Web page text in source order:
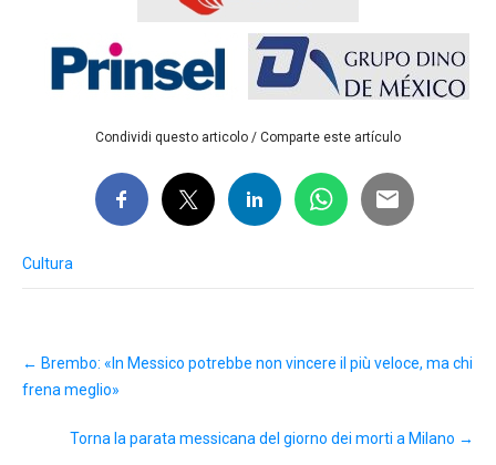
Condividi questo articolo / Comparte este artículo
Cultura
navigation
← Brembo: «In Messico potrebbe non vincere il più veloce, ma chi
frena meglio»
Torna la parata messicana del giorno dei morti a Milano →